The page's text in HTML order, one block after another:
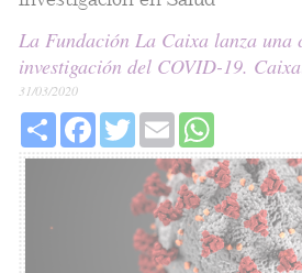
La Fundación La Caixa lanza una
investigación del COVID-19.
31/03/2020
Share FacebookTwitter Email